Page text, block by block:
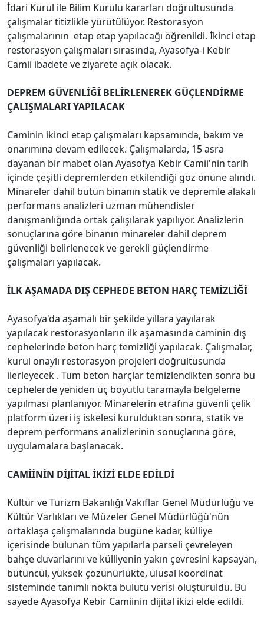
İdari Kurul ile Bilim Kurulu kararları doğrultusunda
çalışmalar titizlikle yürütülüyor. Restorasyon
çalışmalarının etap etap yapılacağı öğrenildi. İkinci etap
restorasyon çalışmaları sırasında, Ayasofya-i Kebir
Camii ibadete ve ziyarete açık olacak.
DEPREM GÜVENLİĞİ BELİRLENEREK GÜÇLENDİRME
ÇALIŞMALARI YAPILACAK
Caminin ikinci etap çalışmaları kapsamında, bakım ve
onarımına devam edilecek. Çalışmalarda, 15 asra
dayanan bir mabet olan Ayasofya Kebir Camii'nin tarih
içinde çeşitli depremlerden etkilendiği göz önüne alındı.
Minareler dahil bütün binanın statik ve depremle alakalı
performans analizleri uzman mühendisler
danışmanlığında ortak çalışılarak yapılıyor. Analizlerin
sonuçlarına göre binanın minareler dahil deprem
güvenliği belirlenecek ve gerekli güçlendirme
çalışmaları yapılacak.
İLK AŞAMADA DIŞ CEPHEDE BETON HARÇ TEMİZLİĞİ
Ayasofya'da aşamalı bir şekilde yıllara yayılarak
yapılacak restorasyonların ilk aşamasında caminin dış
cephelerinde beton harç temizliği yapılacak. Çalışmalar,
kurul onaylı restorasyon projeleri doğrultusunda
ilerleyecek . Tüm beton harçlar temizlendikten sonra bu
cephelerde yeniden üç boyutlu taramayla belgeleme
yapılması planlanıyor. Minarelerin etrafına güvenli çelik
platform üzeri iş iskelesi kurulduktan sonra, statik ve
deprem performans analizlerinin sonuçlarına göre,
uygulamalara başlanacak.
CAMİİNİN DİJİTAL İKİZİ ELDE EDİLDİ
Kültür ve Turizm Bakanlığı Vakıflar Genel Müdürlüğü ve
Kültür Varlıkları ve Müzeler Genel Müdürlüğü'nün
ortaklaşa çalışmalarında bugüne kadar, külliye
içerisinde bulunan tüm yapılarla parseli çevreleyen
bahçe duvarlarını ve külliyenin yakın çevresini kapsayan,
bütüncül, yüksek çözünürlükte, ulusal koordinat
sisteminde tanımlı nokta bulutu verisi oluşturuldu. Bu
sayede Ayasofya Kebir Camiinin dijital ikizi elde edildi.